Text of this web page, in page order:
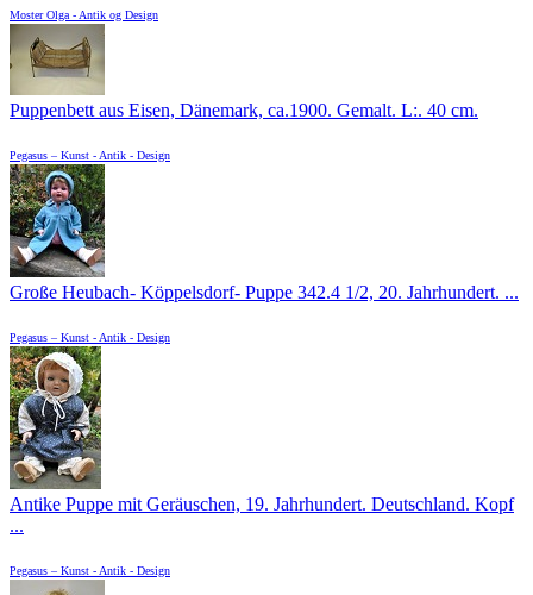
Moster Olga - Antik og Design
Puppenbett aus Eisen, Dänemark, ca.1900. Gemalt. L:. 40 cm.
Pegasus – Kunst - Antik - Design
Große Heubach- Köppelsdorf- Puppe 342.4 1/2, 20. Jahrhundert. ...
Pegasus – Kunst - Antik - Design
Antike Puppe mit Geräuschen, 19. Jahrhundert. Deutschland. Kopf
...
Pegasus – Kunst - Antik - Design